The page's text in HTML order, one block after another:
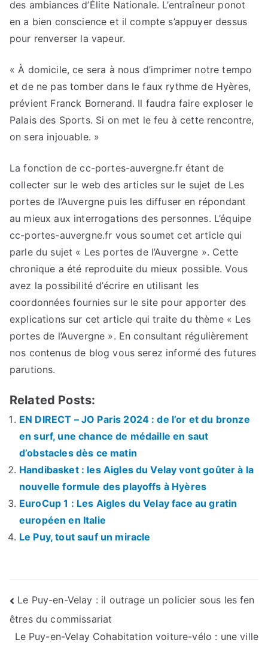
des ambiances d’Élite Nationale. L’entraîneur ponot
en a bien conscience et il compte s’appuyer dessus
pour renverser la vapeur.
« À domicile, ce sera à nous d’imprimer notre tempo
et de ne pas tomber dans le faux rythme de Hyères,
prévient Franck Bornerand. Il faudra faire exploser le
Palais des Sports. Si on met le feu à cette rencontre,
on sera injouable. »
La fonction de cc-portes-auvergne.fr étant de
collecter sur le web des articles sur le sujet de Les
portes de l’Auvergne puis les diffuser en répondant
au mieux aux interrogations des personnes. L’équipe
cc-portes-auvergne.fr vous soumet cet article qui
parle du sujet « Les portes de l’Auvergne ». Cette
chronique a été reproduite du mieux possible. Vous
avez la possibilité d’écrire en utilisant les
coordonnées fournies sur le site pour apporter des
explications sur cet article qui traite du thème « Les
portes de l’Auvergne ». En consultant régulièrement
nos contenus de blog vous serez informé des futures
parutions.
Related Posts:
EN DIRECT – JO Paris 2024 : de l’or et du bronze
en surf, une chance de médaille en saut
d’obstacles dès ce matin
Handibasket : les Aigles du Velay vont goûter à la
nouvelle formule des playoffs à Hyères
EuroCup 1 : Les Aigles du Velay face au gratin
européen en Italie
Le Puy, tout sauf un miracle
Navigation
de
Le Puy-en-Velay : il outrage un policier sous les fen
êtres du commissariat
Le Puy-en-Velay Cohabitation voiture-vélo : une ville